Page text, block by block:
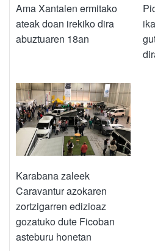
Ama Xantalen ermitako
ateak doan irekiko dira
abuztuaren 18an
Karabana zaleek
Caravantur azokaren
zortzigarren edizioaz
gozatuko dute Ficoban
asteburu honetan